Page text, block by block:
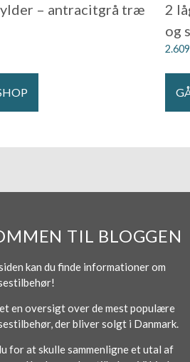
– antracitgrå træ
2
og
TIL BLOGGEN
kan du finde informationer om
en oversigt over de mest populære
der bliver solgt i Danmark.
for at skulle sammenligne et utal af